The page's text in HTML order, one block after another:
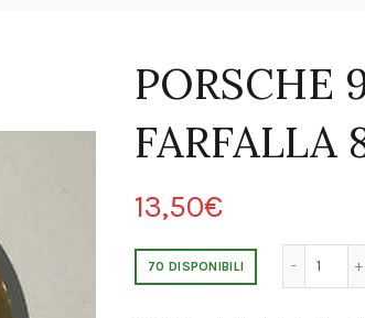
PORSCHE
FARFALLA
13,50€
70 DISPONIBILI
PORSCHE 911 SOLEX 40 PI